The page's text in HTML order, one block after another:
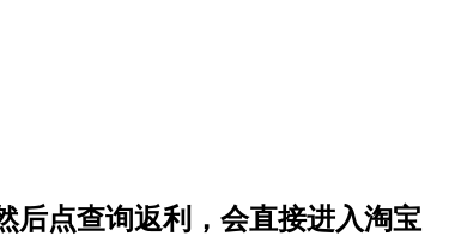
后点查询返利，会直接进入淘宝